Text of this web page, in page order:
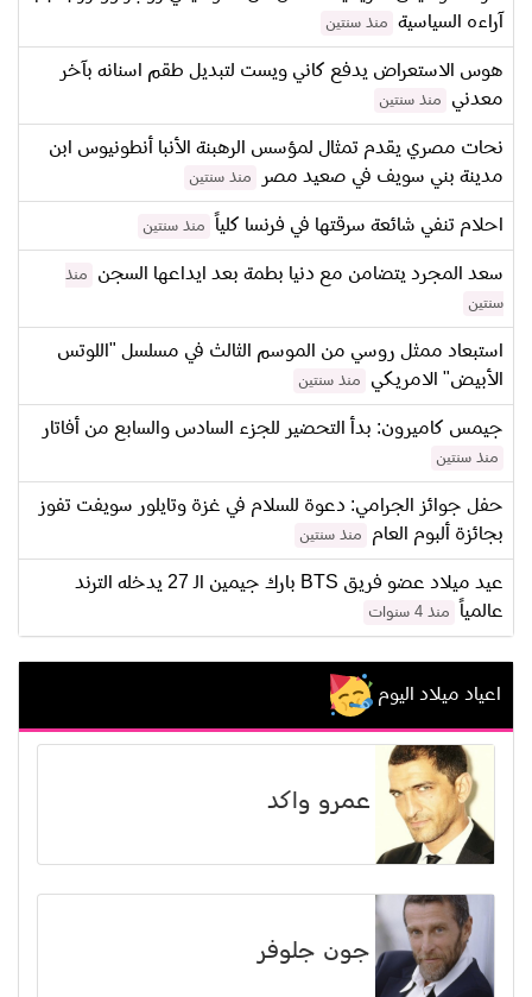
آراءه السياسية
منذ سنتين
هوس الاستعراض يدفع كاني ويست لتبديل طقم اسنانه بآخر
معدني
منذ سنتين
نحات مصري يقدم تمثال لمؤسس الرهبنة الأنبا أنطونيوس ابن
مدينة بني سويف في صعيد مصر
منذ سنتين
احلام تنفي شائعة سرقتها في فرنسا كلياً منذ سنتين
سعد المجرد يتضامن مع دنيا بطمة بعد ايداعها السجن
منذ
سنتين
استبعاد ممثل روسي من الموسم الثالث في مسلسل "اللوتس
الأبيض" الامريكي
منذ سنتين
جيمس كاميرون: بدأ التحضير للجزء السادس والسابع من أفاتار
منذ سنتين
حفل جوائز الجرامي: دعوة للسلام في غزة وتايلور سويفت تفوز
بجائزة ألبوم العام
منذ سنتين
عيد ميلاد عضو فريق BTS بارك جيمين الـ 27 يدخله الترند
عالمياً
منذ 4 سنوات
اعياد ميلاد اليوم
عمرو واكد
جون جلوفر